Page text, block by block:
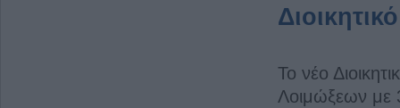
Το νέο
Λοιμώξεων με